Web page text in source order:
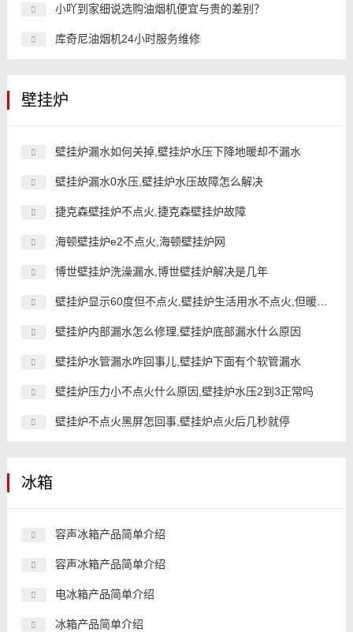
小吖到家细说选购油烟机便宜与贵的差别？
库奇尼油烟机24小时服务维修
壁挂炉
壁挂炉漏水如何关掉,壁挂炉水压下降地暖却不漏水
壁挂炉漏水0水压,壁挂炉水压故障怎么解决
捷克森壁挂炉不点火,捷克森壁挂炉故障
海顿壁挂炉e2不点火,海顿壁挂炉网
博世壁挂炉洗澡漏水,博世壁挂炉解决是几年
壁挂炉显示60度但不点火,壁挂炉生活用水不点火,但暖气正常
壁挂炉内部漏水怎么修理,壁挂炉底部漏水什么原因
壁挂炉水管漏水咋回事儿,壁挂炉下面有个软管漏水
壁挂炉压力小不点火什么原因,壁挂炉水压2到3正常吗
壁挂炉不点火黑屏怎回事,壁挂炉点火后几秒就停
冰箱
容声冰箱产品简单介绍
容声冰箱产品简单介绍
电冰箱产品简单介绍
冰箱产品简单介绍